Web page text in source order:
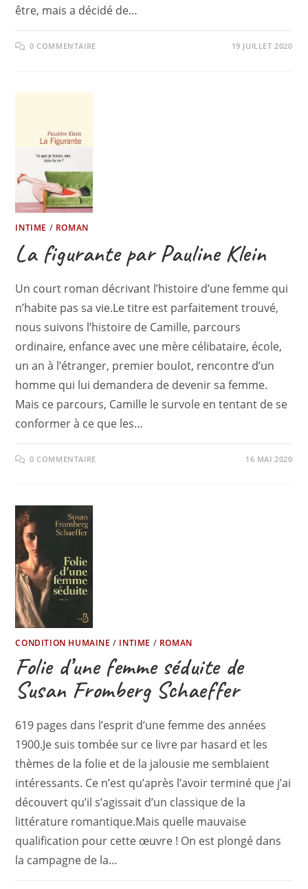
être, mais a décidé de…
0 COMMENTAIRE 19 JUILLET 2020
INTIME / ROMAN
La figurante par Pauline Klein
Un court roman décrivant l’histoire d’une femme qui
n’habite pas sa vie.Le titre est parfaitement trouvé,
nous suivons l’histoire de Camille, parcours
ordinaire, enfance avec une mère célibataire, école,
un an à l’étranger, premier boulot, rencontre d’un
homme qui lui demandera de devenir sa femme.
Mais ce parcours, Camille le survole en tentant de se
conformer à ce que les…
0 COMMENTAIRE 16 MAI 2020
CONDITION HUMAINE / INTIME / ROMAN
Folie d’une femme séduite de
Susan Fromberg Schaeffer
619 pages dans l’esprit d’une femme des années
1900.Je suis tombée sur ce livre par hasard et les
thèmes de la folie et de la jalousie me semblaient
intéressants. Ce n’est qu’après l’avoir terminé que j’ai
découvert qu’il s’agissait d’un classique de la
littérature romantique.Mais quelle mauvaise
qualification pour cette œuvre ! On est plongé dans
la campagne de la…